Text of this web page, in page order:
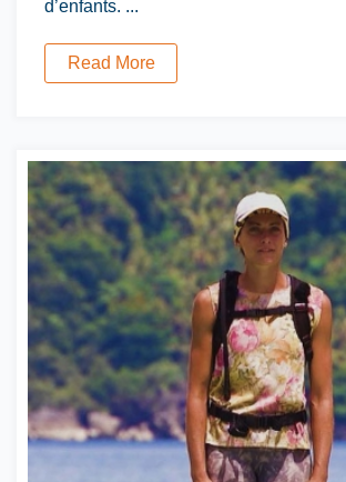
d’enfants. ...
Read More